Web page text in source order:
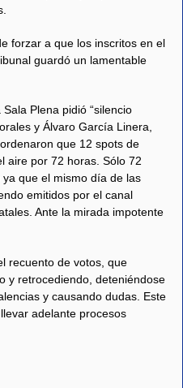
forzar a que los inscritos en el
guardó un lamentable
Plena pidió “silencio
y Álvaro García Linera,
que 12 spots de
aire por 72 horas. Sólo 72
que el mismo día de las
emitidos por el canal
Ante la mirada impotente
recuento de votos, que
y retrocediendo, deteniéndose
y causando dudas. Este
adelante procesos